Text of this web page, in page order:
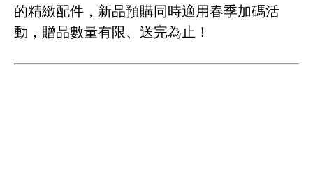
的精緻配件，新品預購同時適用春季加碼活
動，贈品數量有限、送完為止！